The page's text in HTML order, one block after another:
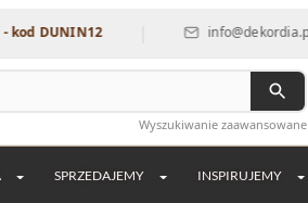
| info@dekordia.pl |
Wyszukiwanie zaawansowane
SPRZEDAJEMY INSPIRUJEMY